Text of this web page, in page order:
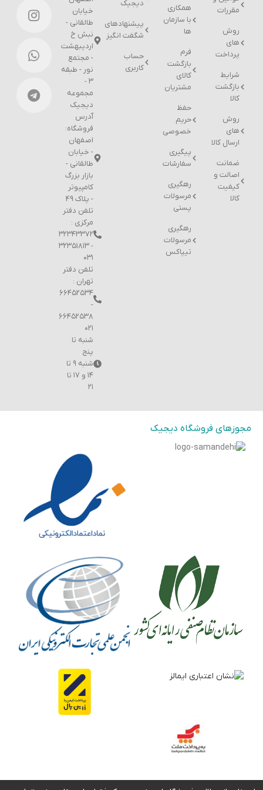
مقررات
روش
های
پرداخت
شرایط
بازگشت
کالا
روش
های
ارسال کالا
ضمانت
اصالت و
کیفیت
کالا
همکاری
با سازمان
ها
فرم
بازگشت
کالای
مشتریان
حفظ
حریم
خصوصی
پیگیری
سفارشات
رهگیری
مرسولات
پستی
رهگیری
مرسولات
تیپاکس
دیجیک
پیشنهادهای
شگفت انگیز
حساب
کاربری
خیابان
طالقانی -
نبش خ
اردیبهشت
- مجتمع
نور - طبقه
۳ -
مجموعه
دیجیک
آدرس
فروشگاه:
اصفهان
- خیابان
طالقانی -
بازار بزرگ
کامپیوتر
- پلاک 49
تلفن دفتر
مرکزی :
۳۲۳۴۳۳۷۲
- ۳۲۳۵۱۸۱۳
۰۳۱
تلفن دفتر
تهران :
۶۶۴۵۲۵۳۴
-
۶۶۴۵۲۵۳۸
۰۲۱
شنبه تا
پنج
شنبه ۹ تا
۱۴ و ۱۷ تا
۲۱
مجوزهای فروشگاه دیجیک